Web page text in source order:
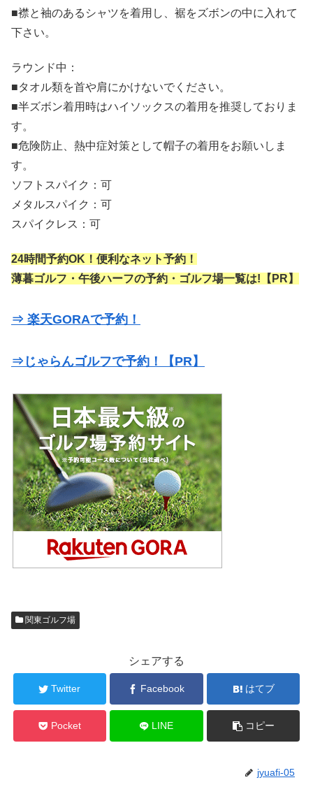
■襟と袖のあるシャツを着用し、裾をズボンの中に入れて
下さい。
ラウンド中：
■タオル類を首や肩にかけないでください。
■半ズボン着用時はハイソックスの着用を推奨しておりま
す。
■危険防止、熱中症対策として帽子の着用をお願いしま
す。
ソフトスパイク：可
メタルスパイク：可
スパイクレス：可
24時間予約OK！便利なネット予約！
薄暮ゴルフ・午後ハーフの予約・ゴルフ場一覧は!【PR】
⇒ 楽天GORAで予約！
⇒じゃらんゴルフで予約！【PR】
関東ゴルフ場
シェアする
Twitter Facebook はてブ
Pocket LINE コピー
jyuafi-05